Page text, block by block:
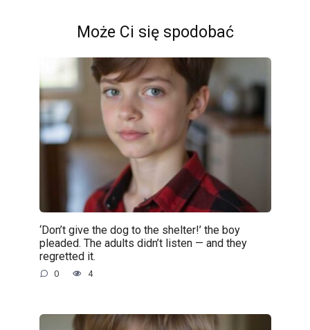
Może Ci się spodobać
‘Don’t give the dog to the shelter!’ the boy
pleaded. The adults didn’t listen — and they
regretted it.
0 4